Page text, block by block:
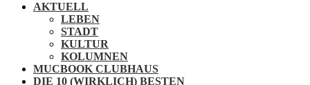
AKTUELL
LEBEN
STADT
KULTUR
KOLUMNEN
MUCBOOK CLUBHAUS
DIE 10 (WIRKLICH) BESTEN